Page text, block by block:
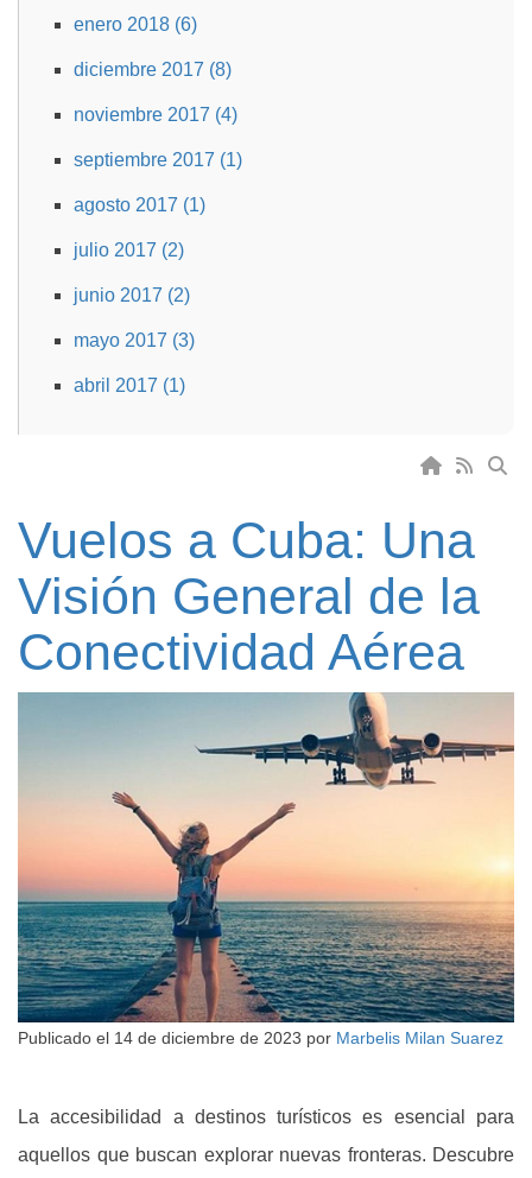
enero 2018 (6)
diciembre 2017 (8)
noviembre 2017 (4)
septiembre 2017 (1)
agosto 2017 (1)
julio 2017 (2)
junio 2017 (2)
mayo 2017 (3)
abril 2017 (1)
Vuelos a Cuba: Una
Visión General de la
Conectividad Aérea
Publicado el 14 de diciembre de 2023 por Marbelis Milan Suarez
La accesibilidad a destinos turísticos es esencial para
aquellos que buscan explorar nuevas fronteras. Descubre